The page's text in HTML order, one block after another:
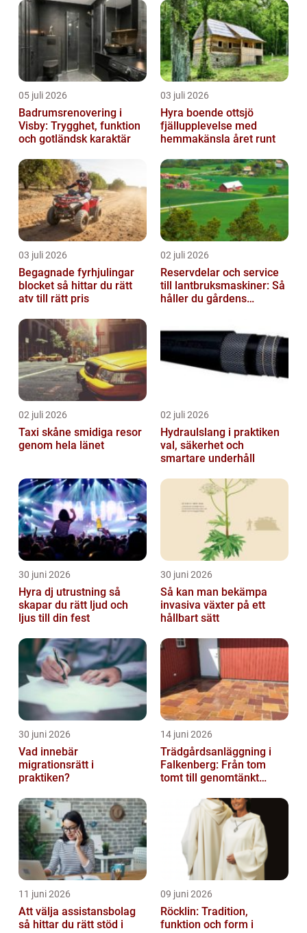
05 juli 2026
Badrumsrenovering i
Visby: Trygghet, funktion
och gotländsk karaktär
03 juli 2026
Hyra boende ottsjö
fjällupplevelse med
hemmakänsla året runt
03 juli 2026
Begagnade fyrhjulingar
blocket så hittar du rätt
atv till rätt pris
02 juli 2026
Reservdelar och service
till lantbruksmaskiner: Så
håller du gårdens
02 juli 2026
Taxi skåne smidiga resor
genom hela länet
02 juli 2026
Hydraulslang i praktiken
val, säkerhet och
smartare underhåll
30 juni 2026
Hyra dj utrustning så
skapar du rätt ljud och
ljus till din fest
30 juni 2026
Så kan man bekämpa
invasiva växter på ett
hållbart sätt
30 juni 2026
Vad innebär
migrationsrätt i
praktiken?
14 juni 2026
Trädgårdsanläggning i
Falkenberg: Från tom
tomt till genomtänkt
11 juni 2026
Att välja assistansbolag
så hittar du rätt stöd i
09 juni 2026
Röcklin: Tradition,
funktion och form i